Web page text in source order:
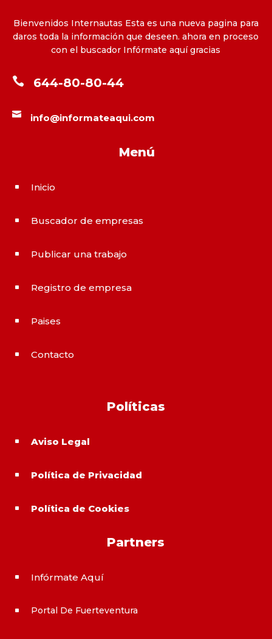
Bienvenidos Internautas Esta es una nueva pagina para
daros toda la información que deseen. ahora en proceso
con el buscador Infórmate aquí gracias
 644-80-80-44
 info@informateaqui.com
Menú
^ Inicio
^ Buscador de empresas
^ Publicar una trabajo
^ Registro de empresa
^ Paises
^ Contacto
Políticas
^ Aviso Legal
^ Política de Privacidad
^ Política de Cookies
Partners
^ Infórmate Aquí
^ Portal De Fuerteventura